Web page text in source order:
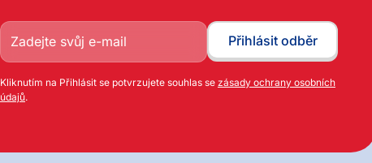
Kliknutím na Přihlásit se potvrzujete souhlas se zásady ochrany osobních
údajů.